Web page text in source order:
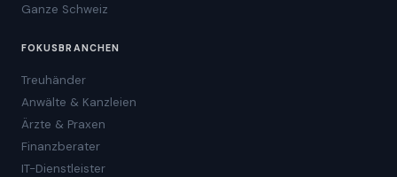
Ganze Schweiz
FOKUSBRANCHEN
Treuhänder
Anwälte & Kanzleien
Ärzte & Praxen
Finanzberater
IT-Dienstleister